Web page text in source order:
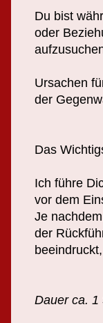
Du bist
oder
Ursachen
der
Das
Ich führe
vor dem
Je
der
Dauer ca. 1